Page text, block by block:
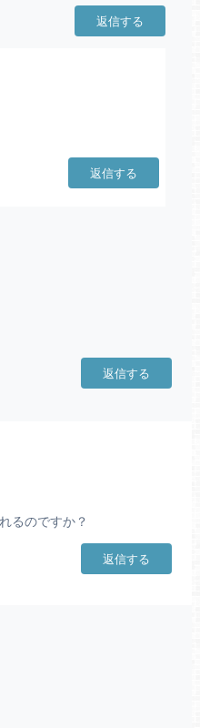
返信する
返信する
返信する
るのですか？
返信する